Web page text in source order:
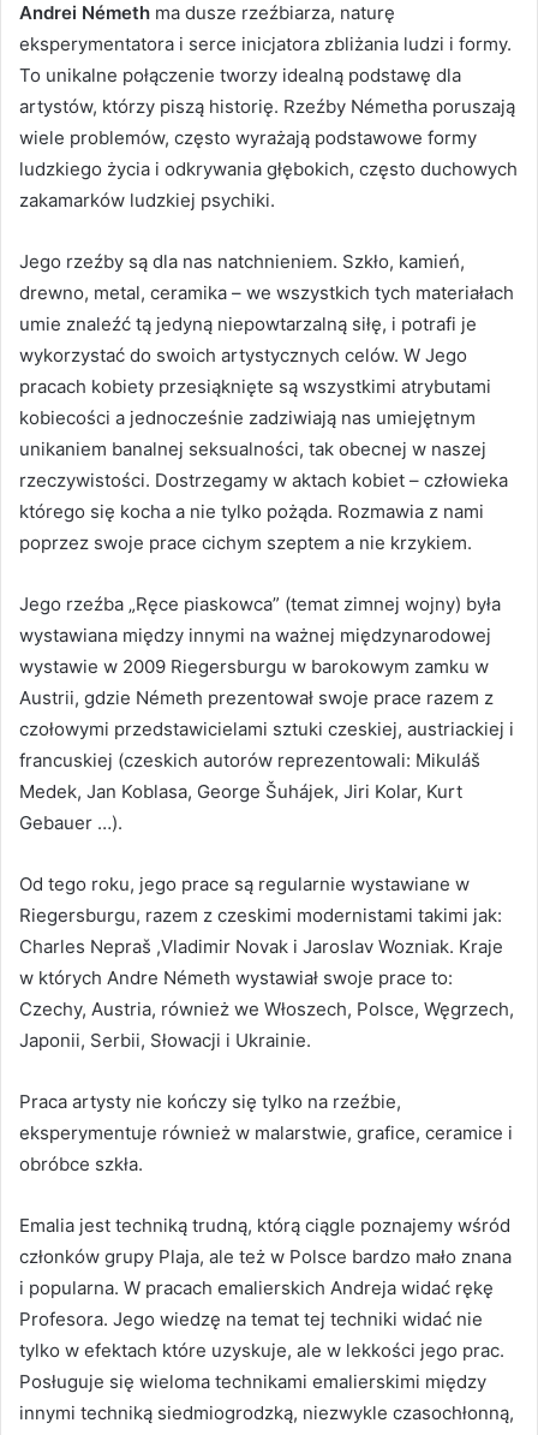
Andrei Németh ma dusze rzeźbiarza, naturę
eksperymentatora i serce inicjatora zbliżania ludzi i formy.
To unikalne połączenie tworzy idealną podstawę dla
artystów, którzy piszą historię. Rzeźby Németha poruszają
wiele problemów, często wyrażają podstawowe formy
ludzkiego życia i odkrywania głębokich, często duchowych
zakamarków ludzkiej psychiki.
Jego rzeźby są dla nas natchnieniem. Szkło, kamień,
drewno, metal, ceramika – we wszystkich tych materiałach
umie znaleźć tą jedyną niepowtarzalną siłę, i potrafi je
wykorzystać do swoich artystycznych celów. W Jego
pracach kobiety przesiąknięte są wszystkimi atrybutami
kobiecości a jednocześnie zadziwiają nas umiejętnym
unikaniem banalnej seksualności, tak obecnej w naszej
rzeczywistości. Dostrzegamy w aktach kobiet – człowieka
którego się kocha a nie tylko pożąda. Rozmawia z nami
poprzez swoje prace cichym szeptem a nie krzykiem.
Jego rzeźba „Ręce piaskowca” (temat zimnej wojny) była
wystawiana między innymi na ważnej międzynarodowej
wystawie w 2009 Riegersburgu w barokowym zamku w
Austrii, gdzie Németh prezentował swoje prace razem z
czołowymi przedstawicielami sztuki czeskiej, austriackiej i
francuskiej (czeskich autorów reprezentowali: Mikuláš
Medek, Jan Koblasa, George Šuhájek, Jiri Kolar, Kurt
Gebauer …).
Od tego roku, jego prace są regularnie wystawiane w
Riegersburgu, razem z czeskimi modernistami takimi jak:
Charles Nepraš ,Vladimir Novak i Jaroslav Wozniak. Kraje
w których Andre Németh wystawiał swoje prace to:
Czechy, Austria, również we Włoszech, Polsce, Węgrzech,
Japonii, Serbii, Słowacji i Ukrainie.
Praca artysty nie kończy się tylko na rzeźbie,
eksperymentuje również w malarstwie, grafice, ceramice i
obróbce szkła.
Emalia jest techniką trudną, którą ciągle poznajemy wśród
członków grupy Plaja, ale też w Polsce bardzo mało znana
i popularna. W pracach emalierskich Andreja widać rękę
Profesora. Jego wiedzę na temat tej techniki widać nie
tylko w efektach które uzyskuje, ale w lekkości jego prac.
Posługuje się wieloma technikami emalierskimi między
innymi techniką siedmiogrodzką, niezwykle czasochłonną,